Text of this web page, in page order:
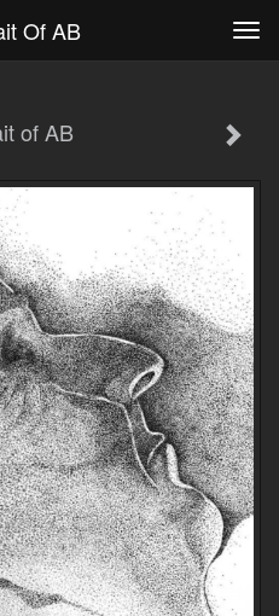
Of AB
of AB